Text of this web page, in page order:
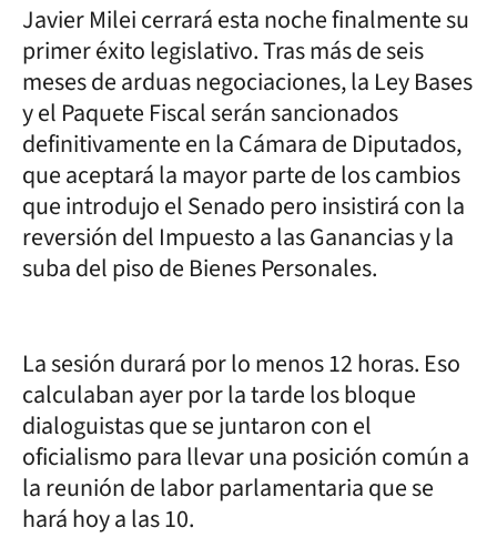
Javier Milei cerrará esta noche finalmente su
primer éxito legislativo. Tras más de seis
meses de arduas negociaciones, la Ley Bases
y el Paquete Fiscal serán sancionados
definitivamente en la Cámara de Diputados,
que aceptará la mayor parte de los cambios
que introdujo el Senado pero insistirá con la
reversión del Impuesto a las Ganancias y la
suba del piso de Bienes Personales.
La sesión durará por lo menos 12 horas. Eso
calculaban ayer por la tarde los bloque
dialoguistas que se juntaron con el
oficialismo para llevar una posición común a
la reunión de labor parlamentaria que se
hará hoy a las 10.